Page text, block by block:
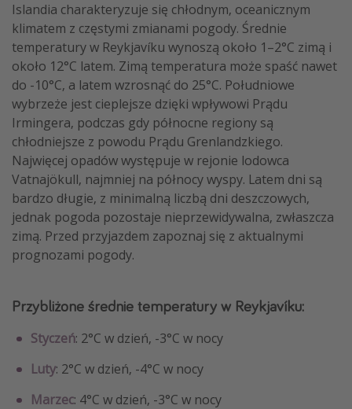
Islandia charakteryzuje się chłodnym, oceanicznym
klimatem z częstymi zmianami pogody. Średnie
temperatury w Reykjavíku wynoszą około 1–2°C zimą i
około 12°C latem. Zimą temperatura może spaść nawet
do -10°C, a latem wzrosnąć do 25°C. Południowe
wybrzeże jest cieplejsze dzięki wpływowi Prądu
Irmingera, podczas gdy północne regiony są
chłodniejsze z powodu Prądu Grenlandzkiego.
Najwięcej opadów występuje w rejonie lodowca
Vatnajökull, najmniej na północy wyspy. Latem dni są
bardzo długie, z minimalną liczbą dni deszczowych,
jednak pogoda pozostaje nieprzewidywalna, zwłaszcza
zimą. Przed przyjazdem zapoznaj się z aktualnymi
prognozami pogody.
Przybliżone średnie temperatury w Reykjavíku:
Styczeń: 2°C w dzień, -3°C w nocy
Luty: 2°C w dzień, -4°C w nocy
Marzec: 4°C w dzień, -3°C w nocy